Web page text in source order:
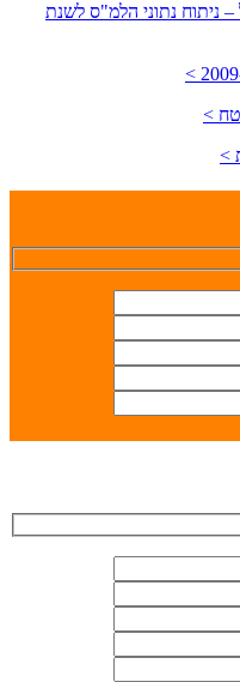
ניתוח נתוני הלמ"ס לשנת
>
>